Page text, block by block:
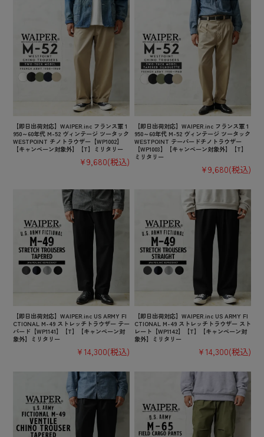
【即日出荷対応】WAIPER.inc フランス軍 1
950～60年代 M-52 ヴィンテージ ツータック
WESTPOINT チノトラウザー【WP1002】
【キャンペーン対象外】【T】ミリタリー
¥9,680(税込)
【即日出荷対応】WAIPER.inc フランス軍 1
950～60年代 M-52 ヴィンテージ ツータック
WESTPOINT テーパードチノトラウザー
【WP1003】【キャンペーン対象外】【T】
ミリタリー
¥9,680(税込)
【即日出荷対応】WAIPER.inc US ARMY FI
CTIONAL M-49 ストレッチトラウザー テー
パード【WP1141】【T】【キャンペーン対
象外】ミリタリー
¥14,300(税込)
【即日出荷対応】WAIPER.inc US ARMY FI
CTIONAL M-49 ストレッチトラウザー スト
レート【WP1142】【T】【キャンペーン対
象外】ミリタリー
¥14,300(税込)